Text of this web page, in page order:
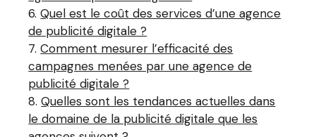
Quel est le coût des services d’une agence
de publicité digitale ?
Comment mesurer l’efficacité des
campagnes menées par une agence de
publicité digitale ?
Quelles sont les tendances actuelles dans
le domaine de la publicité digitale que les